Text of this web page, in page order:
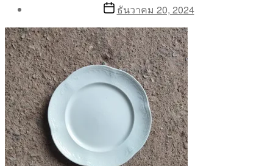
By
Aea
Postธันวาคม 20, 2024